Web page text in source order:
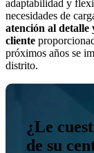
adaptabilidad y
necesidades de
atención al detalle
cliente
próximos años se
distrito.
¿Le
de su